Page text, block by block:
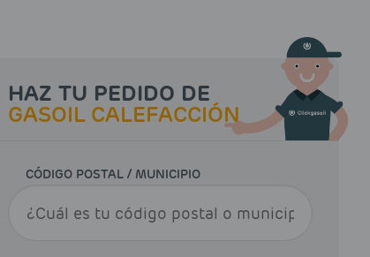
HAZ TU PEDIDO DE
GASOIL CALEFACCIÓN
CÓDIGO POSTAL / MUNICIPIO